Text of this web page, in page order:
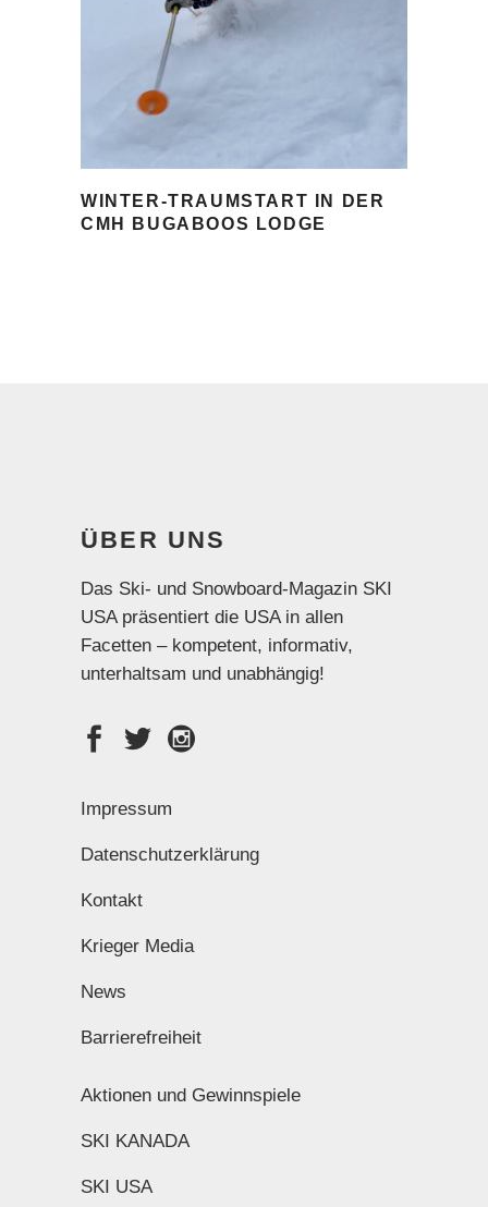
WINTER-TRAUMSTART IN DER
CMH BUGABOOS LODGE
ÜBER UNS
Das Ski- und Snowboard-Magazin SKI
USA präsentiert die USA in allen
Facetten – kompetent, informativ,
unterhaltsam und unabhängig!
Impressum
Datenschutzerklärung
Kontakt
Krieger Media
News
Barrierefreiheit
Aktionen und Gewinnspiele
SKI KANADA
SKI USA